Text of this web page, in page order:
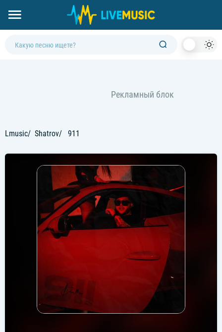
Lmusic Shatrov 911